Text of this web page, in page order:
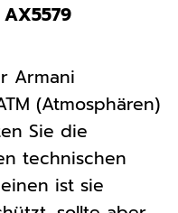
Armani
(Atmosphären)
Sie die
technischen
ist sie